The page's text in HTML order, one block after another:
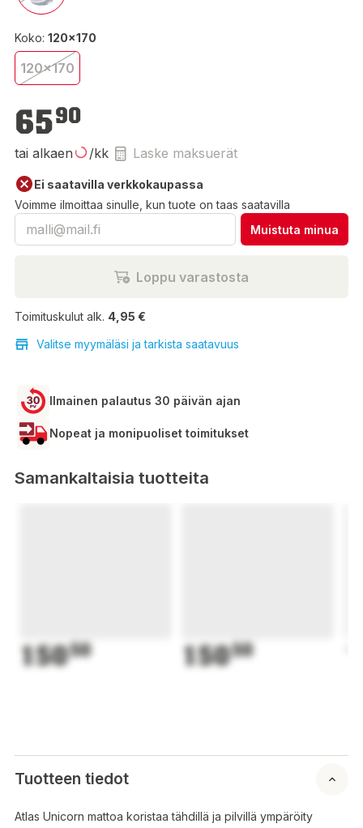
Koko: 120x170
120x170
6590
tai alkaen /kk Laske maksuerät
Ei saatavilla verkkokaupassa
Voimme ilmoittaa sinulle, kun tuote on taas saatavilla
Muistuta minua
Loppu varastosta
Toimituskulut alk. 4,95 €
Valitse myymäläsi ja tarkista saatavuus
Ilmainen palautus 30 päivän ajan
Nopeat ja monipuoliset toimitukset
Samankaltaisia tuotteita
15050 15050
Tuotteen tiedot
Atlas Unicorn mattoa koristaa tähdillä ja pilvillä ympäröity